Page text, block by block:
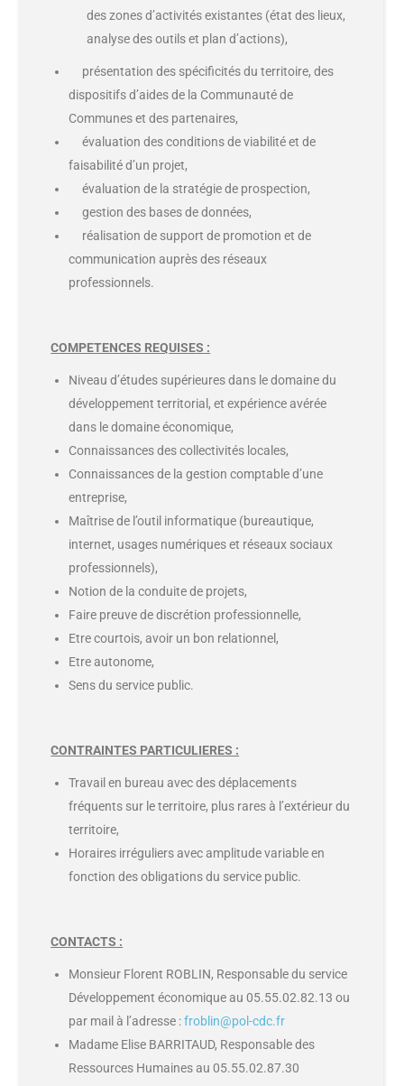
des zones d’activités existantes (état des lieux,
analyse des outils et plan d’actions),
présentation des spécificités du territoire, des
dispositifs d’aides de la Communauté de
Communes et des partenaires,
évaluation des conditions de viabilité et de
faisabilité d’un projet,
évaluation de la stratégie de prospection,
gestion des bases de données,
réalisation de support de promotion et de
communication auprès des réseaux
professionnels.
COMPETENCES REQUISES :
Niveau d’études supérieures dans le domaine du
développement territorial, et expérience avérée
dans le domaine économique,
Connaissances des collectivités locales,
Connaissances de la gestion comptable d’une
entreprise,
Maîtrise de l’outil informatique (bureautique,
internet, usages numériques et réseaux sociaux
professionnels),
Notion de la conduite de projets,
Faire preuve de discrétion professionnelle,
Etre courtois, avoir un bon relationnel,
Etre autonome,
Sens du service public.
CONTRAINTES PARTICULIERES :
Travail en bureau avec des déplacements
fréquents sur le territoire, plus rares à l’extérieur du
territoire,
Horaires irréguliers avec amplitude variable en
fonction des obligations du service public.
CONTACTS :
Monsieur Florent ROBLIN, Responsable du service
Développement économique au 05.55.02.82.13 ou
par mail à l’adresse :froblin@pol-cdc.fr
Madame Elise BARRITAUD, Responsable des
Ressources Humaines au 05.55.02.87.30